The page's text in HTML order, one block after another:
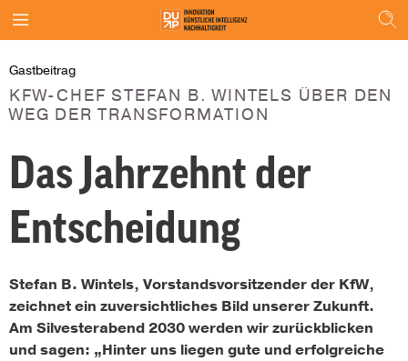
Gastbeitrag
KFW-CHEF STEFAN B. WINTELS ÜBER DEN
WEG DER TRANSFORMATION
Das Jahrzehnt der
Entscheidung
Stefan B. Wintels, Vorstandsvorsitzender der KfW,
zeichnet ein zuversichtliches Bild unserer Zukunft.
Am Silvesterabend 2030 werden wir zurückblicken
und sagen: „Hinter uns liegen gute und erfolgreiche